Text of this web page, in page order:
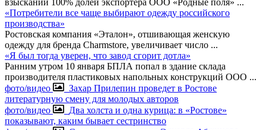
«Потребители все чаще выбирают одежду российского
производства»
Ростовская компания «Эталон», отшивающая женскую
одежду для бренда Charmstore, увеличивает число ...
«Я был тогда уверен, что завод сгорит дотла»
Ранним утром 10 января БПЛА попал в здание склада
производителя пластиковых напольных конструкций ООО ...
фото/видео
Захар Прилепин проведет в Ростове
литературную смену для молодых авторов
фото/видео
Два холста и одна курица: в «Ростове»
показывают, каким бывает сестринство